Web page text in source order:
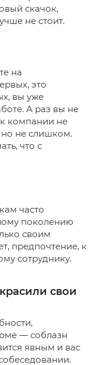
скачок,
не стоит.
на
это
вы уже
А раз вы не
компании не
но не слишком.
что с
часто
поколению
своим
предпочтение, к
сотруднику.
свои
— соблазн
явным и вас